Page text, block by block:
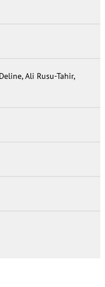
Ali Rusu-Tahir,